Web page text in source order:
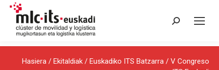
Search:
Hasiera / Ekitaldiak / Euskadiko ITS Batzarra / V Congreso